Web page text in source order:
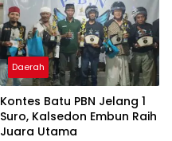
Daerah
Kontes Batu PBN Jelang 1
Suro, Kalsedon Embun Raih
Juara Utama